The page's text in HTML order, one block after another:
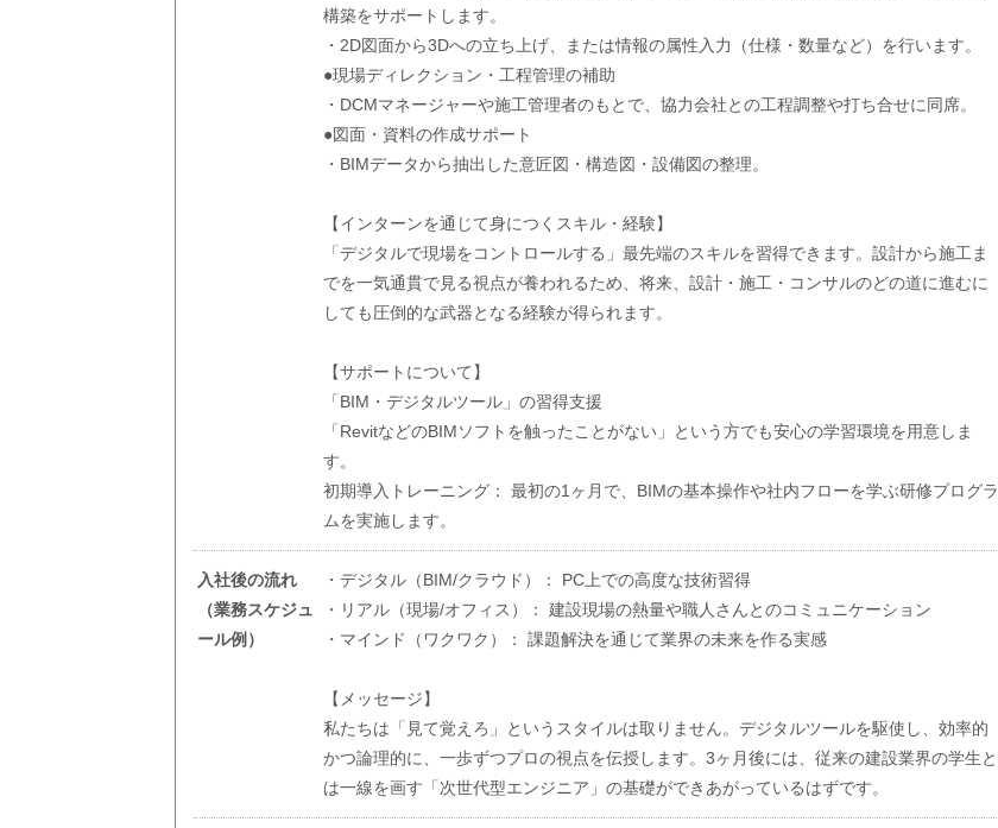
構築をサポートします。
・2D図面から3Dへの立ち上げ、または情報の属性入力（仕様・数量など）を行います。
●現場ディレクション・工程管理の補助
・DCMマネージャーや施工管理者のもとで、協力会社との工程調整や打ち合せに同席。
●図面・資料の作成サポート
・BIMデータから抽出した意匠図・構造図・設備図の整理。
【インターンを通じて身につくスキル・経験】
「デジタルで現場をコントロールする」最先端のスキルを習得できます。設計から施工ま
でを一気通貫で見る視点が養われるため、将来、設計・施工・コンサルのどの道に進むに
しても圧倒的な武器となる経験が得られます。
【サポートについて】
「BIM・デジタルツール」の習得支援
「RevitなどのBIMソフトを触ったことがない」という方でも安心の学習環境を用意しま
す。
初期導入トレーニング： 最初の1ヶ月で、BIMの基本操作や社内フローを学ぶ研修プログラ
ムを実施します。
入社後の流れ
（業務スケジュ
ール例）
・デジタル（BIM/クラウド）： PC上での高度な技術習得
・リアル（現場/オフィス）： 建設現場の熱量や職人さんとのコミュニケーション
・マインド（ワクワク）： 課題解決を通じて業界の未来を作る実感
【メッセージ】
私たちは「見て覚えろ」というスタイルは取りません。デジタルツールを駆使し、効率的
かつ論理的に、一歩ずつプロの視点を伝授します。3ヶ月後には、従来の建設業界の学生と
は一線を画す「次世代型エンジニア」の基礎ができあがっているはずです。